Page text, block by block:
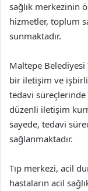
sağlık merkezinin
hizmetler, toplum
sunmaktadır.
Maltepe Belediyesi
bir iletişim ve
tedavi
düzenli iletişim
sayede, tedavi
sağlanmaktadır.
Tıp merkezi, acil
hastaların acil